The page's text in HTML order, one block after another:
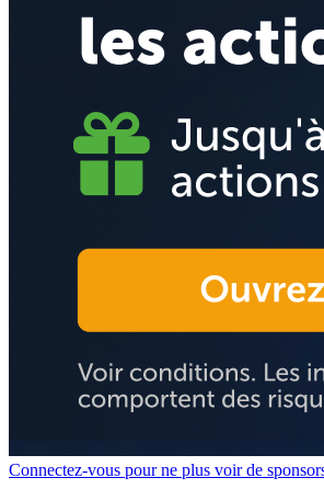
Connectez-vous pour ne plus voir de